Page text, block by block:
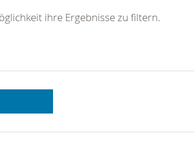
ihre Ergebnisse zu filtern.